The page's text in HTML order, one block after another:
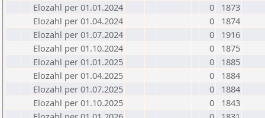
Elozahl per 01.01.2024
0
1873
Elozahl per 01.04.2024
0
1874
Elozahl per 01.07.2024
0
1916
Elozahl per 01.10.2024
0
1875
Elozahl per 01.01.2025
0
1885
Elozahl per 01.04.2025
0
1884
Elozahl per 01.07.2025
0
1884
Elozahl per 01.10.2025
0
1843